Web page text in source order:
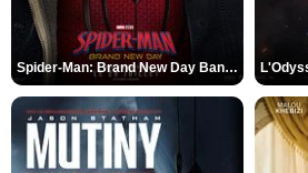
Spider-Man: Brand New Day Bande-annonce VO STFR